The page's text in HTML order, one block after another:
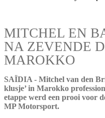
MITCHEL EN
NA ZEVENDE
MAROKKO
SAÏDIA - Mitchel van den
klusje’ in Marokko
etappe werd een prooi voor
MP Motorsport.